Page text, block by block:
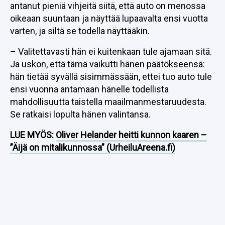
antanut pieniä vihjeitä siitä, että auto on menossa
oikeaan suuntaan ja näyttää lupaavalta ensi vuotta
varten, ja siltä se todella näyttääkin.
– Valitettavasti hän ei kuitenkaan tule ajamaan sitä.
Ja uskon, että tämä vaikutti hänen päätökseensä:
hän tietää syvällä sisimmässään, ettei tuo auto tule
ensi vuonna antamaan hänelle todellista
mahdollisuutta taistella maailmanmestaruudesta.
Se ratkaisi lopulta hänen valintansa.
LUE MYÖS: Oliver Helander heitti kunnon kaaren –
”Äijä on mitalikunnossa” (UrheiluAreena.fi)